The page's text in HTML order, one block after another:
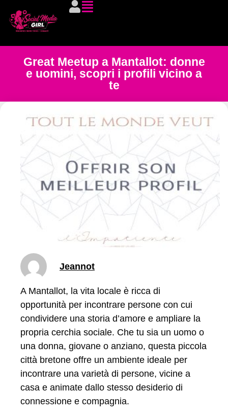
Great Meetup a Mantallot: donne
e uomini, scopri i profili vicino a
te
Jeannot
A Mantallot, la vita locale è ricca di
opportunità per incontrare persone con cui
condividere una storia d’amore e ampliare la
propria cerchia sociale. Che tu sia un uomo o
una donna, giovane o anziano, questa piccola
città bretone offre un ambiente ideale per
incontrare una varietà di persone, vicine a
casa e animate dallo stesso desiderio di
connessione e compagnia.